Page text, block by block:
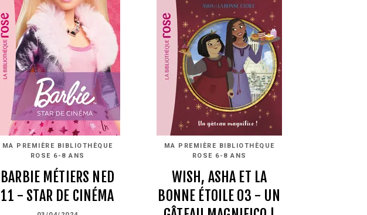
MA PREMIÈRE BIBLIOTHÈQUE
ROSE 6-8 ANS
BARBIE MÉTIERS NED
11 - STAR DE CINÉMA
MA PREMIÈRE BIBLIOTHÈQUE
ROSE 6-8 ANS
WISH, ASHA ET LA
BONNE ÉTOILE 03 - UN